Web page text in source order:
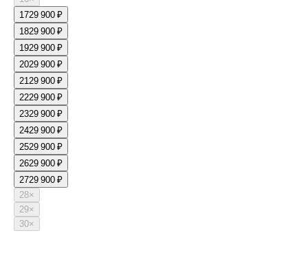
1729 900 ₽
1829 900 ₽
1929 900 ₽
2029 900 ₽
2129 900 ₽
2229 900 ₽
2329 900 ₽
2429 900 ₽
2529 900 ₽
2629 900 ₽
2729 900 ₽
28×
29×
30×